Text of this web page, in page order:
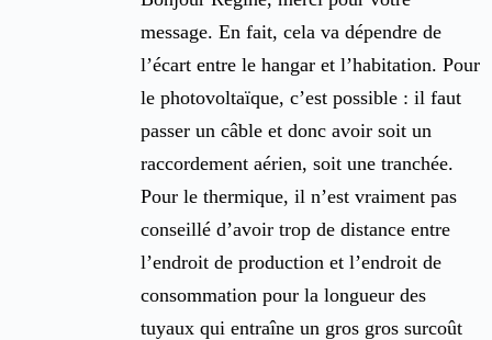
message. En fait, cela va dépendre de
l’écart entre le hangar et l’habitation. Pour
le photovoltaïque, c’est possible : il faut
passer un câble et donc avoir soit un
raccordement aérien, soit une tranchée.
Pour le thermique, il n’est vraiment pas
conseillé d’avoir trop de distance entre
l’endroit de production et l’endroit de
consommation pour la longueur des
tuyaux qui entraîne un gros gros surcoût